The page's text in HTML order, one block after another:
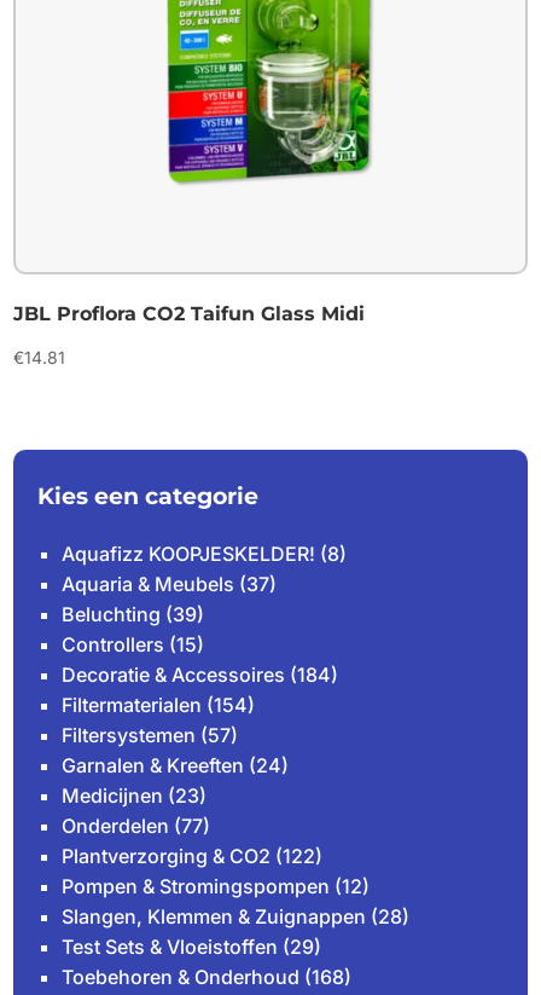
JBL Proflora CO2 Taifun Glass Midi
€14.81
Kies een categorie
Aquafizz KOOPJESKELDER! (8)
Aquaria & Meubels (37)
Beluchting (39)
Controllers (15)
Decoratie & Accessoires (184)
Filtermaterialen (154)
Filtersystemen (57)
Garnalen & Kreeften (24)
Medicijnen (23)
Onderdelen (77)
Plantverzorging & CO2 (122)
Pompen & Stromingspompen (12)
Slangen, Klemmen & Zuignappen (28)
Test Sets & Vloeistoffen (29)
Toebehoren & Onderhoud (168)